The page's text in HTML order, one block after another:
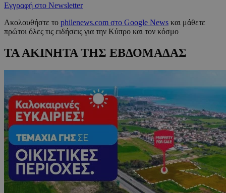
Εγγραφή στο Newsletter
Ακολουθήστε το philenews.com στο Google News και μάθετε
πρώτοι όλες τις ειδήσεις για την Κύπρο και τον κόσμο
ΤΑ ΑΚΙΝΗΤΑ ΤΗΣ ΕΒΔΟΜΑΔΑΣ